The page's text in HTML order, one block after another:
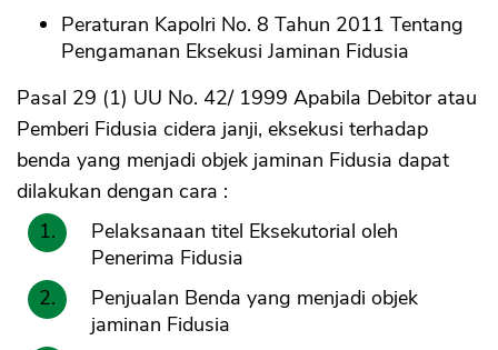
Peraturan Kapolri No. 8 Tahun 2011 Tentang
Pengamanan Eksekusi Jaminan Fidusia
Pasal 29 (1) UU No. 42/ 1999 Apabila Debitor atau
Pemberi Fidusia cidera janji, eksekusi terhadap
benda yang menjadi objek jaminan Fidusia dapat
dilakukan dengan cara :
Pelaksanaan titel Eksekutorial oleh
Penerima Fidusia
Penjualan Benda yang menjadi objek
jaminan Fidusia